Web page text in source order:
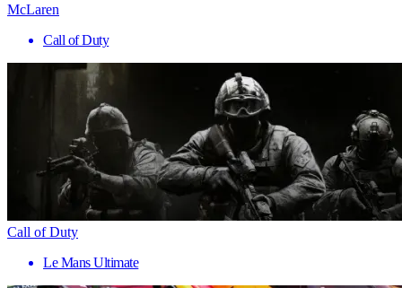
McLaren
Call of Duty
Call of Duty
Le Mans Ultimate